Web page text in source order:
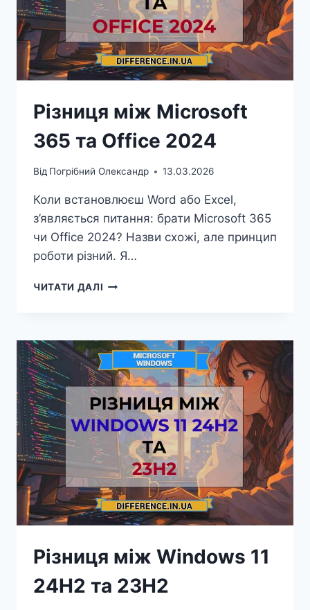
Різниця між Microsoft
365 та Office 2024
Від Погрібний Олександр 13.03.2026
Коли встановлюєш Word або Excel,
з’являється питання: брати Microsoft 365
чи Office 2024? Назви схожі, але принцип
роботи різний. Я…
ЧИТАТИ ДАЛІ РІЗНИЦЯ
ТА
OFFICE
2024
Різниця між Windows 11
24H2 та 23H2